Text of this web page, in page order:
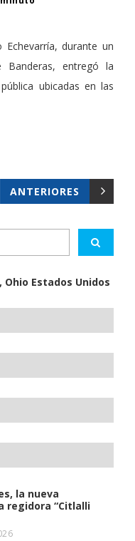
durante un
entregó la
ubicadas en las
ANTERIORES
Estados Unidos
la nueva
regidora “Citlalli